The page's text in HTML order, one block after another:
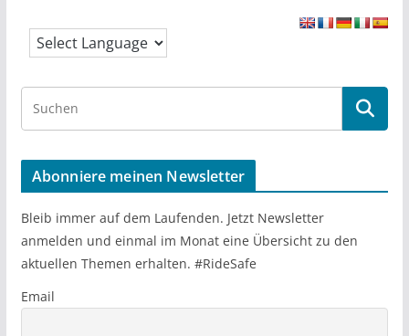
r
h
Abonniere meinen Newsletter
Bleib immer auf dem Laufenden. Jetzt Newsletter
anmelden und einmal im Monat eine Übersicht zu den
aktuellen Themen erhalten. #RideSafe
Email